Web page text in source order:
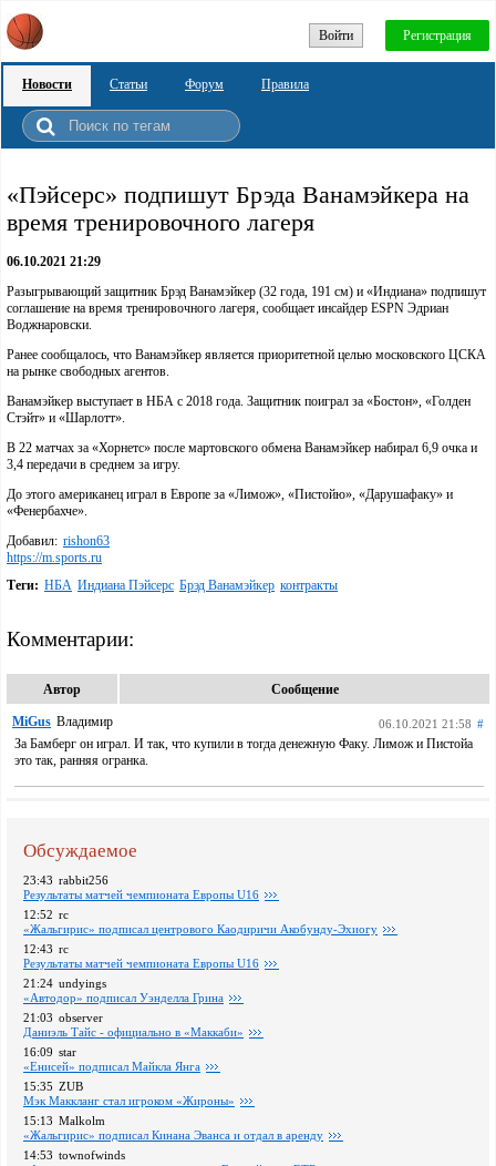
Войти Регистрация
Новости Статьи Форум Правила
«Пэйсерс» подпишут Брэда Ванамэйкера на
время тренировочного лагеря
06.10.2021 21:29
Разыгрывающий защитник Брэд Ванамэйкер (32 года, 191 см) и «Индиана» подпишут
соглашение на время тренировочного лагеря, сообщает инсайдер ESPN Эдриан
Воджнаровски.
Ранее сообщалось, что Ванамэйкер является приоритетной целью московского ЦСКА
на рынке свободных агентов.
Ванамэйкер выступает в НБА с 2018 года. Защитник поиграл за «Бостон», «Голден
Стэйт» и «Шарлотт».
В 22 матчах за «Хорнетс» после мартовского обмена Ванамэйкер набирал 6,9 очка и
3,4 передачи в среднем за игру.
До этого американец играл в Европе за «Лимож», «Пистойю», «Дарушафаку» и
«Фенербахче».
Добавил: rishon63
https://m.sports.ru
Теги: НБА Индиана Пэйсерс Брэд Ванамэйкер контракты
Комментарии:
Автор Сообщение
MiGus Владимир 06.10.2021 21:58 #
За Бамберг он играл. И так, что купили в тогда денежную Факу. Лимож и Пистойа
это так, ранняя огранка.
Обсуждаемое
23:43 rabbit256
Pезультаты матчей чемпионата Европы U16
12:52 rc
«Жальгирис» подписал центрового Каодиричи Акобунду-Эхиогу
12:43 rc
Pезультаты матчей чемпионата Европы U16
21:24 undyings
«Автодор» подписал Уэнделла Грина
21:03 observer
Даниэль Тайс - официально в «Маккаби»
16:09 star
«Енисей» подписал Майкла Янга
15:35 ZUB
Мэк Маккланг стал игроком «Жироны»
15:13 Malkolm
«Жальгирис» подписал Кинана Эванса и отдал в аренду
14:53 townofwinds